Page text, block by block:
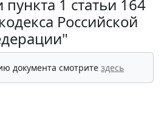
1 статьи 164
Российской
документа смотрите здесь